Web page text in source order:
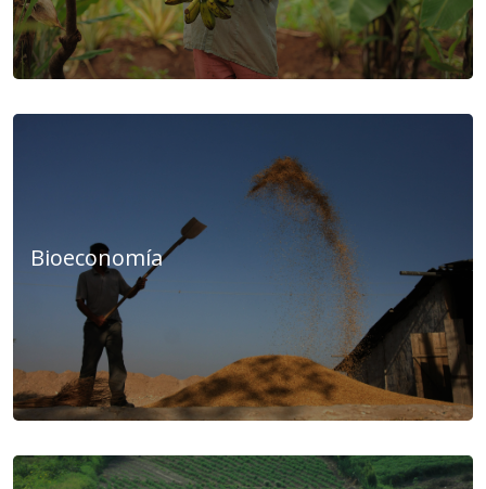
Bioeconomía